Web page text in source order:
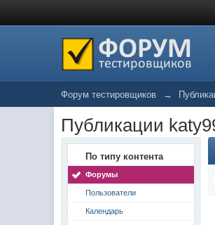
Форум тестировщиков →
Публикации
По типу контента
Форумы
Пользователи
Календарь